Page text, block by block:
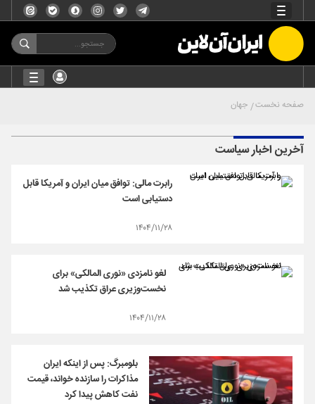
صفحه نخست جهان
آخرین اخبار سیاست
رابرت مالی: توافق میان ایران و آمریکا قابل
دستیابی است
۱۴۰۴/۱۱/۲۸
لغو نامزدی «نوری المالکی» برای
نخست‌وزیری عراق تکذیب شد
۱۴۰۴/۱۱/۲۸
بلومبرگ: پس از اینکه ایران
مذاکرات را سازنده خواند، قیمت
نفت کاهش پیدا کرد